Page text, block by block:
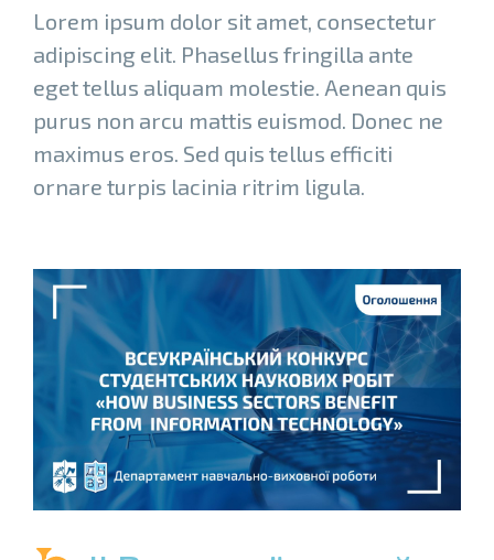
Lorem ipsum dolor sit amet, consectetur
adipiscing elit. Phasellus fringilla ante
eget tellus aliquam molestie. Aenean quis
purus non arcu mattis euismod. Donec ne
maximus eros. Sed quis tellus efficiti
ornare turpis lacinia ritrim ligula.